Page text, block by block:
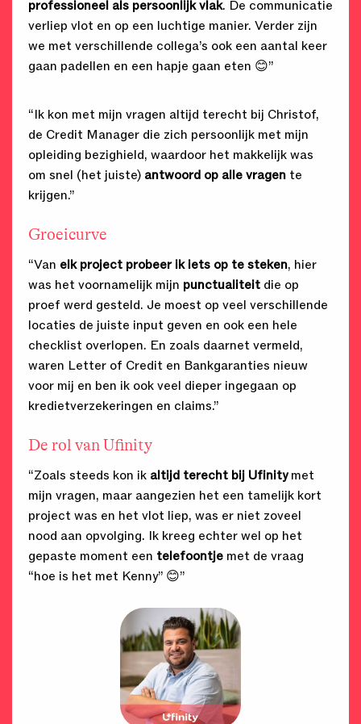
professioneel als persoonlijk vlak. De communicatie
verliep vlot en op een luchtige manier. Verder zijn
we met verschillende collega’s ook een aantal keer
gaan padellen en een hapje gaan eten 😊”
“Ik kon met mijn vragen altijd terecht bij Christof,
de Credit Manager die zich persoonlijk met mijn
opleiding bezighield, waardoor het makkelijk was
om snel (het juiste) antwoord op alle vragen te
krijgen.”
Groeicurve
“Van elk project probeer ik iets op te steken, hier
was het voornamelijk mijn punctualiteit die op
proef werd gesteld. Je moest op veel verschillende
locaties de juiste input geven en ook een hele
checklist overlopen. En zoals daarnet vermeld,
waren Letter of Credit en Bankgaranties nieuw
voor mij en ben ik ook veel dieper ingegaan op
kredietverzekeringen en claims.”
De rol van Ufinity
“Zoals steeds kon ik altijd terecht bij Ufinitymet
mijn vragen, maar aangezien het een tamelijk kort
project was en het vlot liep, was er niet zoveel
nood aan opvolging. Ik kreeg echter wel op het
gepaste moment een telefoontje met de vraag
“hoe is het met Kenny” 😊”